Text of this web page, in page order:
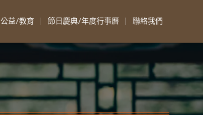
公益/教育 節日慶典/年度行事曆 聯絡我們